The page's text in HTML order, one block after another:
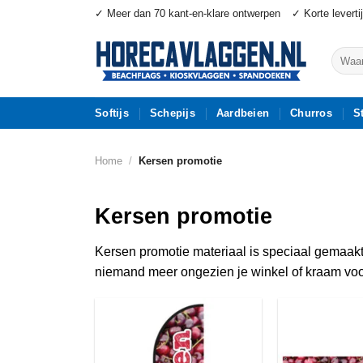
✓ Meer dan 70 kant-en-klare ontwerpen ✓ Korte
Zoeken
naar:
Softijs Schepijs Aardbeien Churros
Home / Kersen promotie
Kersen promotie
Kersen promotie materiaal is speciaal
niemand meer ongezien je winkel of kraam